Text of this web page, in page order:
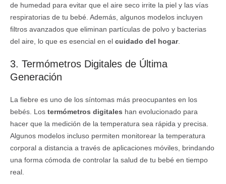
de humedad para evitar que el aire seco irrite la piel y las vías
respiratorias de tu bebé. Además, algunos modelos incluyen
filtros avanzados que eliminan partículas de polvo y bacterias
del aire, lo que es esencial en el cuidado del hogar.
3. Termómetros Digitales de Última
Generación
La fiebre es uno de los síntomas más preocupantes en los
bebés. Los termómetros digitales han evolucionado para
hacer que la medición de la temperatura sea rápida y precisa.
Algunos modelos incluso permiten monitorear la temperatura
corporal a distancia a través de aplicaciones móviles, brindando
una forma cómoda de controlar la salud de tu bebé en tiempo
real.